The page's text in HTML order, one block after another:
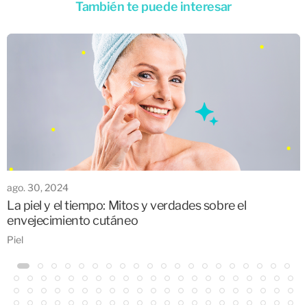
También te puede interesar
ago. 30, 2024
La piel y el tiempo: Mitos y verdades sobre el
envejecimiento cutáneo
Piel